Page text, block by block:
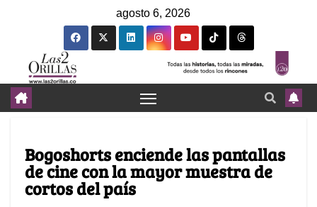
agosto 6, 2026
Bogoshorts enciende las pantallas
de cine con la mayor muestra de
cortos del país